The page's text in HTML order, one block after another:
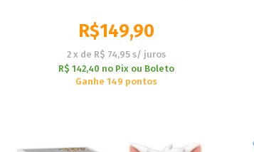
R$149,90
2 x de R$ 74,95 s/ juros
R$ 142,40 no Pix ou Boleto
Ganhe 149 pontos